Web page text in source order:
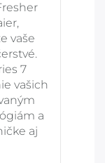
vaše
7
vašich
a
aj